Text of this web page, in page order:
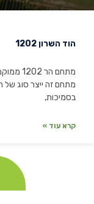
הוד השרון 1202
מתחם
מתחם זה ייצר סוג של
בסמיכות,
קרא עוד »